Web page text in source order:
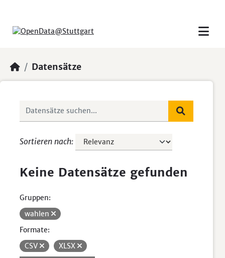
Datensätze
Sortieren nach
Keine Datensätze gefunden
Gruppen:
wahlen
Formate:
CSV
XLSX